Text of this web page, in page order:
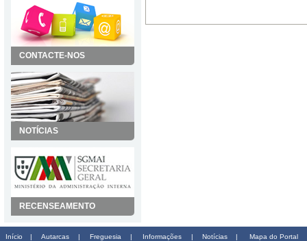
CONTACTE-NOS
NOTÍCIAS
RECENSEAMENTO
Início | Autarcas | Freguesia | Informações | Notícias | Mapa do Portal